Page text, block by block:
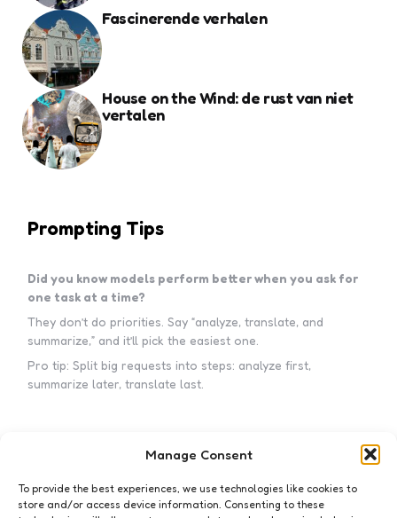
Manage Consent
To provide the best experiences, we use technologies like cookies to
store and/or access device information. Consenting to these
Fascinerende verhalen
House on the Wind: de rust van niet
vertalen
Prompting Tips
Did you know models perform better when you ask for
one task at a time?
They don’t do priorities. Say “analyze, translate, and
summarize,” and it’ll pick the easiest one.
Pro tip: Split big requests into steps: analyze first,
summarize later, translate last.
Subscribe to my newsletter!